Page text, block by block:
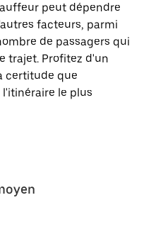
peut dépendre
facteurs, parmi
de passagers qui
trajet. Profitez d'un
certitude que
le plus